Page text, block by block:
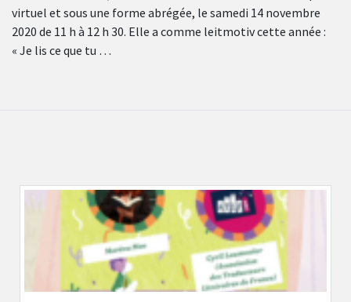
virtuel et sous une forme abrégée, le samedi 14 novembre
2020 de 11 h à 12 h 30. Elle a comme leitmotiv cette année :
« Je lis ce que tu …